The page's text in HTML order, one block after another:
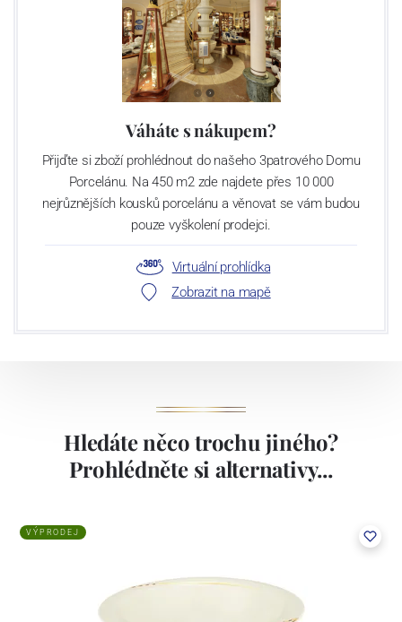
Váháte s nákupem?
Přijďte si zboží prohlédnout do našeho 3patrového Domu
Porcelánu. Na 450 m2 zde najdete přes 10 000
nejrůznějších kousků porcelánu a věnovat se vám budou
pouze vyškolení prodejci.
Virtuální prohlídka
Zobrazit na mapě
Hledáte něco trochu jiného?
Prohlédněte si alternativy...
VÝPRODEJ